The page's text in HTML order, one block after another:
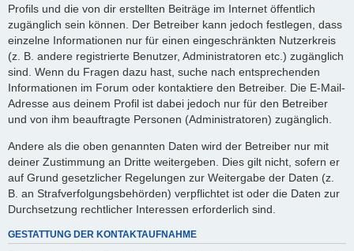
Profils und die von dir erstellten Beiträge im Internet öffentlich
zugänglich sein können. Der Betreiber kann jedoch festlegen, dass
einzelne Informationen nur für einen eingeschränkten Nutzerkreis
(z. B. andere registrierte Benutzer, Administratoren etc.) zugänglich
sind. Wenn du Fragen dazu hast, suche nach entsprechenden
Informationen im Forum oder kontaktiere den Betreiber. Die E-Mail-
Adresse aus deinem Profil ist dabei jedoch nur für den Betreiber
und von ihm beauftragte Personen (Administratoren) zugänglich.
Andere als die oben genannten Daten wird der Betreiber nur mit
deiner Zustimmung an Dritte weitergeben. Dies gilt nicht, sofern er
auf Grund gesetzlicher Regelungen zur Weitergabe der Daten (z.
B. an Strafverfolgungsbehörden) verpflichtet ist oder die Daten zur
Durchsetzung rechtlicher Interessen erforderlich sind.
GESTATTUNG DER KONTAKTAUFNAHME